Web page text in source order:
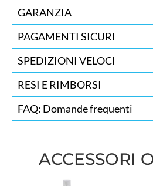
GARANZIA
PAGAMENTI SICURI
SPEDIZIONI VELOCI
RESI E RIMBORSI
FAQ: Domande frequenti
ACCESSORI